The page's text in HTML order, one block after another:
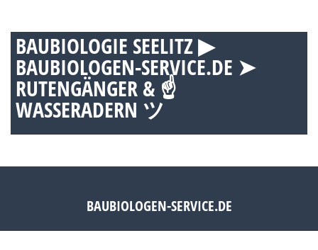
BAUBIOLOGIE SEELITZ ▶︎
BAUBIOLOGEN-SERVICE.DE ➤
RUTENGÄNGER & ☝
WASSERADERN ツ
BAUBIOLOGEN-SERVICE.DE